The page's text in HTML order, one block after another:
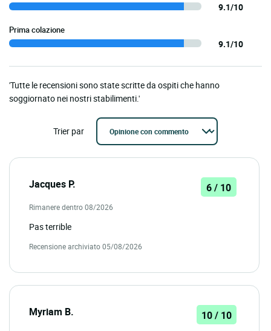
9.1/10
Prima colazione
9.1/10
'Tutte le recensioni sono state scritte da ospiti che hanno
soggiornato nei nostri stabilimenti.'
Trier par
Jacques P. 6 / 10
Rimanere dentro 08/2026
Pas terrible
Recensione archiviato 05/08/2026
Myriam B. 10 / 10